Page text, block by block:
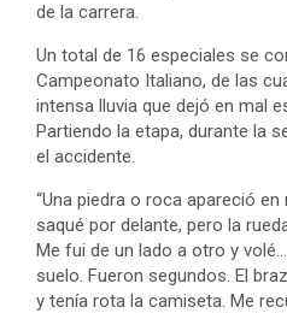
de la carrera.
Un total de 16 especiales se
Campeonato Italiano, de las
intensa lluvia que dejó en mal
Partiendo la etapa, durante la
el accidente.
“Una piedra o roca apareció
saqué por delante, pero la
Me fui de un lado a otro y
suelo. Fueron segundos. El
y tenía rota la camiseta. Me